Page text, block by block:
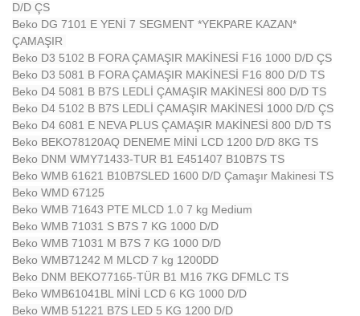
D/D ÇS
Beko DG 7101 E YENİ 7 SEGMENT *YEKPARE KAZAN*
ÇAMAŞIR
Beko D3 5102 B FORA ÇAMAŞIR MAKİNESİ F16 1000 D/D ÇS
Beko D3 5081 B FORA ÇAMAŞIR MAKİNESİ F16 800 D/D TS
Beko D4 5081 B B7S LEDLİ ÇAMAŞIR MAKİNESİ 800 D/D TS
Beko D4 5102 B B7S LEDLİ ÇAMAŞIR MAKİNESİ 1000 D/D ÇS
Beko D4 6081 E NEVA PLUS ÇAMAŞIR MAKİNESİ 800 D/D TS
Beko BEKO78120AQ DENEME MİNİ LCD 1200 D/D 8KG TS
Beko DNM WMY71433-TUR B1 E451407 B10B7S TS
Beko WMB 61621 B10B7SLED 1600 D/D Çamaşır Makinesi TS
Beko WMD 67125
Beko WMB 71643 PTE MLCD 1.0 7 kg Medium
Beko WMB 71031 S B7S 7 KG 1000 D/D
Beko WMB 71031 M B7S 7 KG 1000 D/D
Beko WMB71242 M MLCD 7 kg 1200DD
Beko DNM BEKO77165-TÜR B1 M16 7KG DFMLC TS
Beko WMB61041BL MİNİ LCD 6 KG 1000 D/D
Beko WMB 51221 B7S LED 5 KG 1200 D/D